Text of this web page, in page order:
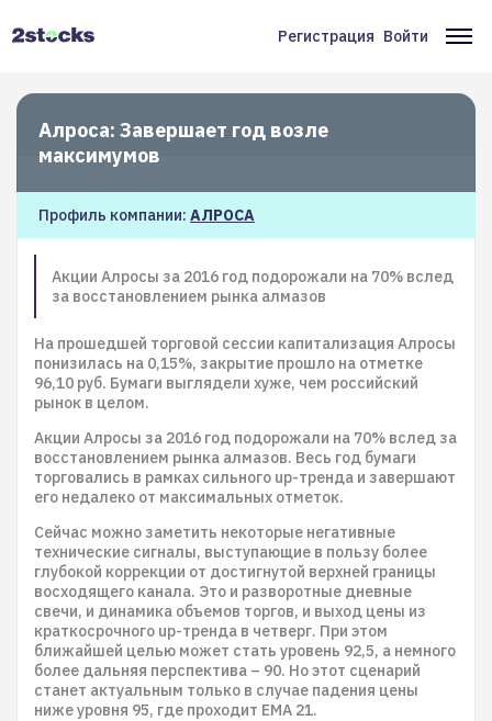
Меню
учётной
записи
Регистрация Войти
Алроса: Завершает год возле
максимумов
Профиль компании: АЛРОСА
Акции Алросы за 2016 год подорожали на 70% вслед
за восстановлением рынка алмазов
На прошедшей торговой сессии капитализация Алросы
понизилась на 0,15%, закрытие прошло на отметке
96,10 руб. Бумаги выглядели хуже, чем российский
рынок в целом.
Акции Алросы за 2016 год подорожали на 70% вслед за
восстановлением рынка алмазов. Весь год бумаги
торговались в рамках сильного up-тренда и завершают
его недалеко от максимальных отметок.
Сейчас можно заметить некоторые негативные
технические сигналы, выступающие в пользу более
глубокой коррекции от достигнутой верхней границы
восходящего канала. Это и разворотные дневные
свечи, и динамика объемов торгов, и выход цены из
краткосрочного up-тренда в четверг. При этом
ближайшей целью может стать уровень 92,5, а немного
более дальняя перспектива – 90. Но этот сценарий
станет актуальным только в случае падения цены
ниже уровня 95, где проходит EMA 21.